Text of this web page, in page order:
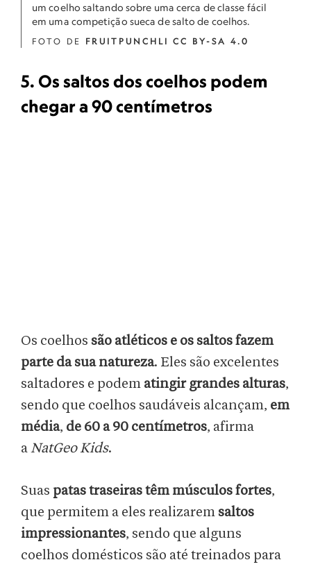
um coelho saltando sobre uma cerca de classe fácil
em uma competição sueca de salto de coelhos.
FOTO DE FRUITPUNCHLI CC BY-SA 4.0
5. Os saltos dos coelhos podem
chegar a 90 centímetros
Os coelhos são atléticos e os saltos fazem
parte da sua natureza. Eles são excelentes
saltadores e podem atingir grandes alturas,
sendo que coelhos saudáveis alcançam, em
média, de 60 a 90 centímetros, afirma
aNatGeo Kids.
Suas patas traseiras têm músculos fortes,
que permitem a eles realizarem saltos
impressionantes, sendo que alguns
coelhos domésticos são até treinados para